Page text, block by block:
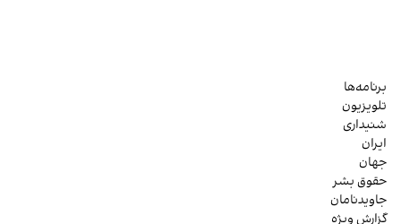
برنامه‌ها
تلویزیون
شنیداری
ایران
جهان
حقوق بشر
جاویدنامان
گزارش ویژه